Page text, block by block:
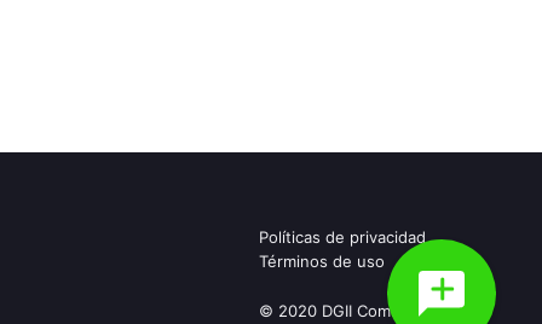
Políticas de privacidad
Términos de uso
© 2020 DGII Community